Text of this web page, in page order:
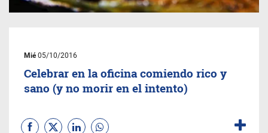
Mié05/10/2016
Celebrar en la oficina comiendo rico y
sano (y no morir en el intento)